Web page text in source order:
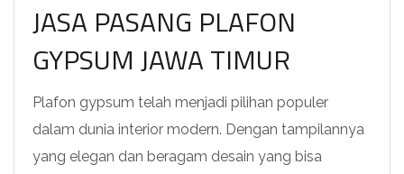
JASA PASANG PLAFON
GYPSUM JAWA TIMUR
Plafon gypsum telah menjadi pilihan populer
dalam dunia interior modern. Dengan tampilannya
yang elegan dan beragam desain yang bisa